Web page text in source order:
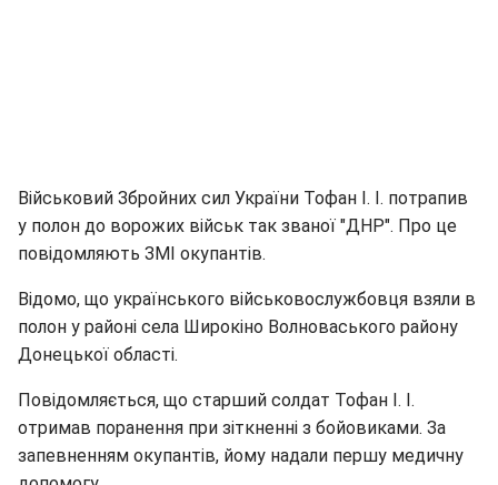
Військовий Збройних сил України Тофан І. І. потрапив
у полон до ворожих військ так званої "ДНР". Про це
повідомляють ЗМІ окупантів.
Відомо, що українського військовослужбовця взяли в
полон у районі села Широкіно Волноваського району
Донецької області.
Повідомляється, що старший солдат Тофан І. І.
отримав поранення при зіткненні з бойовиками. За
запевненням окупантів, йому надали першу медичну